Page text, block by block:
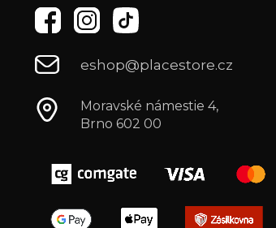
eshop@placestore.cz
Moravské námestie 4,
Brno 602 00